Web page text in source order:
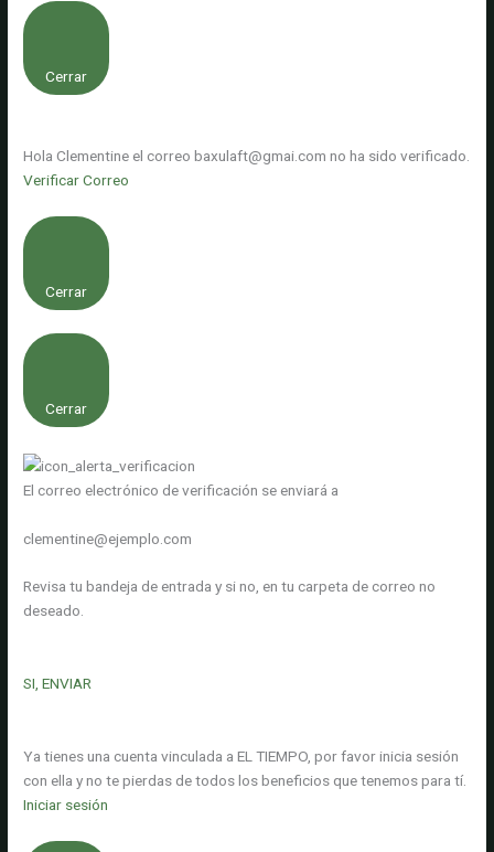
Cerrar
HolaClementine el correobaxulaft@gmai.com no ha sido verificado.
Verificar Correo
Cerrar
Cerrar
El correo electrónico de verificación se enviará a
clementine@ejemplo.com
Revisa tu bandeja de entrada y si no, en tu carpeta de correo no
deseado.
SI, ENVIAR
Ya tienes una cuenta vinculada a EL TIEMPO, por favor inicia sesión
con ella y no te pierdas de todos los beneficios que tenemos para tí.
Iniciar sesión